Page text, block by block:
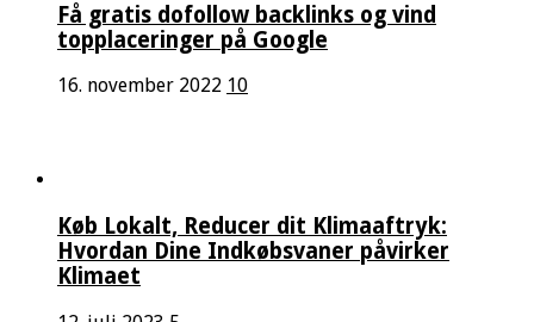
Få gratis dofollow backlinks og vind
topplaceringer på Google
16. november 2022 10
Køb Lokalt, Reducer dit Klimaaftryk:
Hvordan Dine Indkøbsvaner påvirker
Klimaet